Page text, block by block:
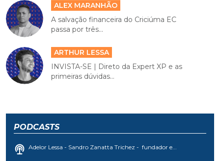
ALEX MARANHÃO
A salvação financeira do Criciúma EC
passa por três...
ARTHUR LESSA
INVISTA-SE | Direto da Expert XP e as
primeiras dúvidas...
PODCASTS
Adelor Lessa - Sandro Zanatta Trichez - fundador e...